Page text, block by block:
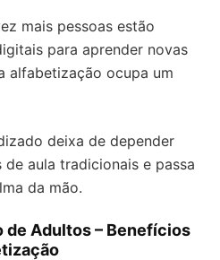
mais pessoas estão
para aprender novas
alfabetização ocupa um
deixa de depender
aula tradicionais e passa
da mão.
de Adultos – Benefícios